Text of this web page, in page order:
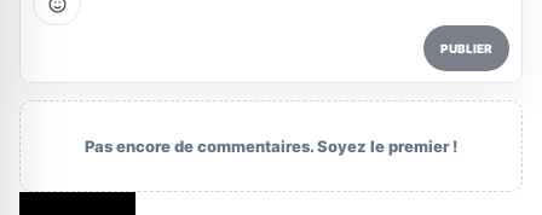
PUBLIER
Pas encore de commentaires. Soyez le premier !